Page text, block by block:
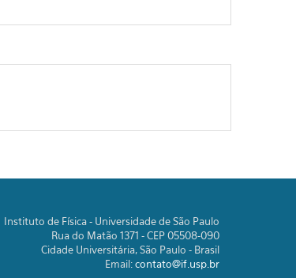
Instituto de Física - Universidade de São Paulo
Rua do Matão 1371 - CEP 05508-090
Cidade Universitária, São Paulo - Brasil
Email:contato@if.usp.br